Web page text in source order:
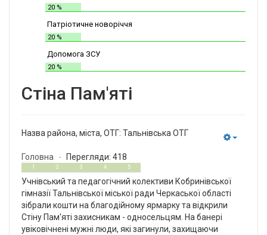
20 %
Патріотичне новоріччя
20 %
Допомога ЗСУ
20 %
Стіна Пам'яті
Назва района, міста, ОТГ: Тальнівська ОТГ
Головна Перегляди: 418
05
1 2 3 4 5
Учнівський та педагогічний колективи Кобринівської
гімназії Тальнівської міської ради Черкаської області
зібрали кошти на благодійному ярмарку та відкрили
Стіну Пам'яті захисникам - односельцям. На банері
увіковічнені мужні люди, які загинули, захищаючи